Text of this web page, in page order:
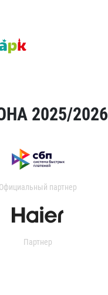
2025/2026
Официальный партнер
Партнер